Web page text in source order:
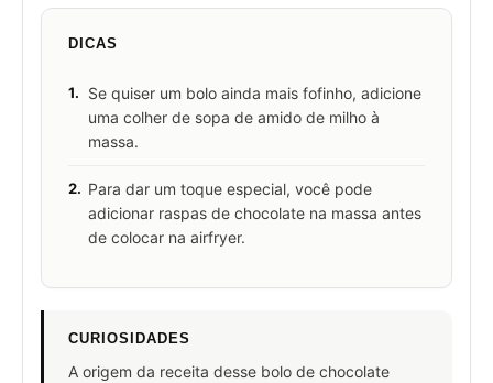
DICAS
1.
Se quiser um bolo ainda mais fofinho, adicione
uma colher de sopa de amido de milho à
massa.
2. Para dar um toque especial, você pode
adicionar raspas de chocolate na massa antes
de colocar na airfryer.
CURIOSIDADES
A origem da receita desse bolo de chocolate